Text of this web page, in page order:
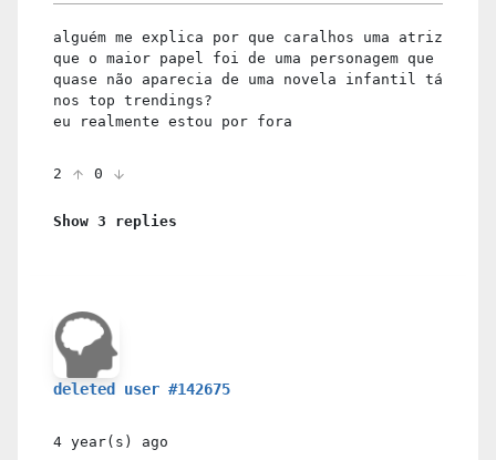
alguém me explica por que caralhos uma atriz
que o maior papel foi de uma personagem que
quase não aparecia de uma novela infantil tá
nos top trendings?
eu realmente estou por fora
2 0
Show 3 replies
deleted user #142675
4 year(s) ago